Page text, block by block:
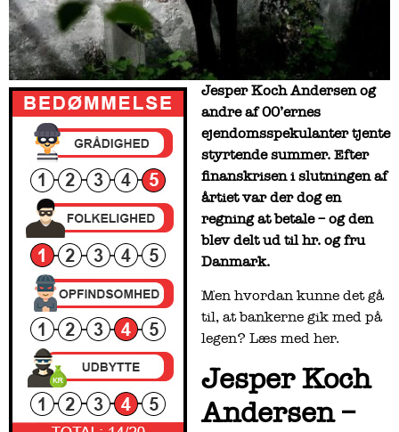
Jesper Koch Andersen og
andre af 00’ernes
ejendomsspekulanter tjente
styrtende summer. Efter
finanskrisen i slutningen af
årtiet var der dog en
regning at betale – og den
blev delt ud til hr. og fru
Danmark.
Men hvordan kunne det gå
til, at bankerne gik med på
legen? Læs med her.
Jesper Koch
Andersen –